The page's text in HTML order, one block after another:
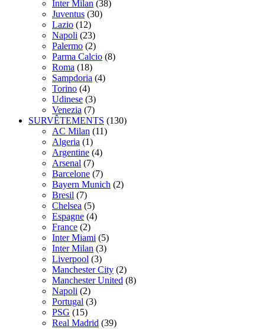
Inter Milan (38)
Juventus (30)
Lazio (12)
Napoli (23)
Palermo (2)
Parma Calcio (8)
Roma (18)
Sampdoria (4)
Torino (4)
Udinese (3)
Venezia (7)
SURVÊTEMENTS (130)
AC Milan (11)
Algeria (1)
Argentine (4)
Arsenal (7)
Barcelone (7)
Bayern Munich (2)
Bresil (7)
Chelsea (5)
Espagne (4)
France (2)
Inter Miami (5)
Inter Milan (3)
Liverpool (3)
Manchester City (2)
Manchester United (8)
Napoli (2)
Portugal (3)
PSG (15)
Real Madrid (39)